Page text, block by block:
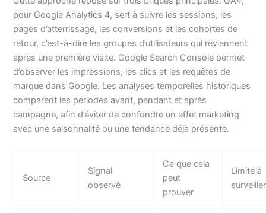
pour Google Analytics 4, sert à suivre les sessions, les
pages d’atterrissage, les conversions et les cohortes de
retour, c’est-à-dire les groupes d’utilisateurs qui reviennent
après une première visite. Google Search Console permet
d’observer les impressions, les clics et les requêtes de
marque dans Google. Les analyses temporelles historiques
comparent les périodes avant, pendant et après
campagne, afin d’éviter de confondre un effet marketing
avec une saisonnalité ou une tendance déjà présente.
Source
Signal
observé
Ce que cela
peut
prouver
Limite à
surveiller